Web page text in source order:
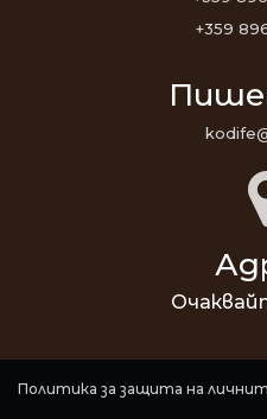
+359
Политика за защита на